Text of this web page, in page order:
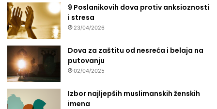
9 Poslanikovih dova protiv anksioznosti
i stresa
23/04/2026
Dova za zaštitu od nesreća i belaja na
putovanju
02/04/2025
Izbor najljepših muslimanskih ženskih
imena